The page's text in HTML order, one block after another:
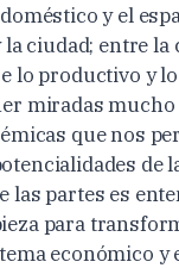
y el
ciudad; entre la
lo productivo y
miradas mucho
que nos
de
las partes es
para
económico y